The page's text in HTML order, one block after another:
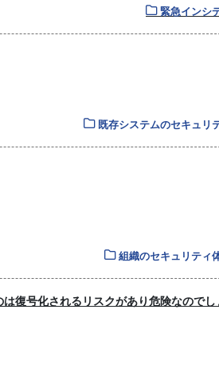
緊急インシ
既存システムのセキュリ
組織のセキュリティ
復号化されるリスクがあり危険なのでし